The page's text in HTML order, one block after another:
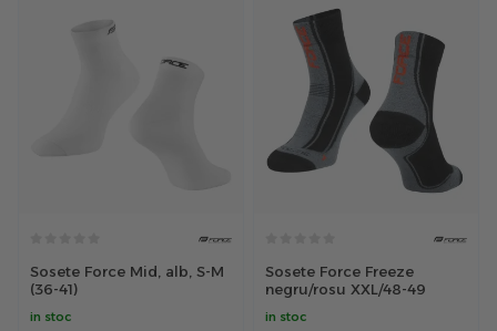
Sosete Force Mid, alb, S-M
(36-41)
in stoc
Sosete Force Freeze
negru/rosu XXL/48-49
in stoc